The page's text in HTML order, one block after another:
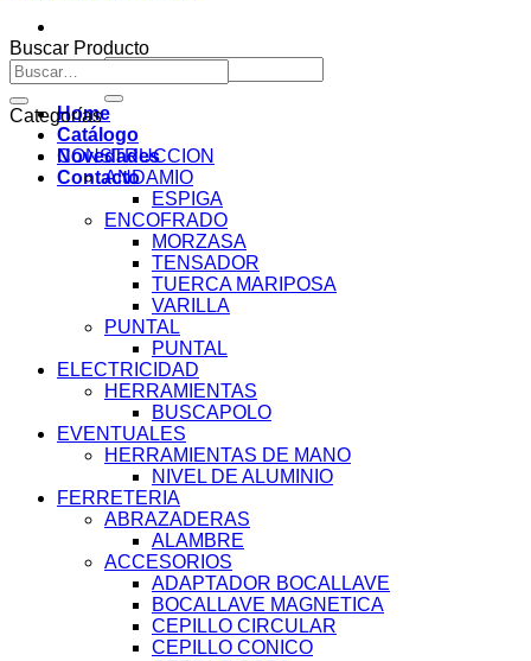
Buscar
por:
Home
Catálogo
Novedades
Contacto
Buscar Producto
Buscar
por:
Categorías
CONSTRUCCION
ANDAMIO
ESPIGA
ENCOFRADO
MORZASA
TENSADOR
TUERCA MARIPOSA
VARILLA
PUNTAL
PUNTAL
ELECTRICIDAD
HERRAMIENTAS
BUSCAPOLO
EVENTUALES
HERRAMIENTAS DE MANO
NIVEL DE ALUMINIO
FERRETERIA
ABRAZADERAS
ALAMBRE
ACCESORIOS
ADAPTADOR BOCALLAVE
BOCALLAVE MAGNETICA
CEPILLO CIRCULAR
CEPILLO CONICO